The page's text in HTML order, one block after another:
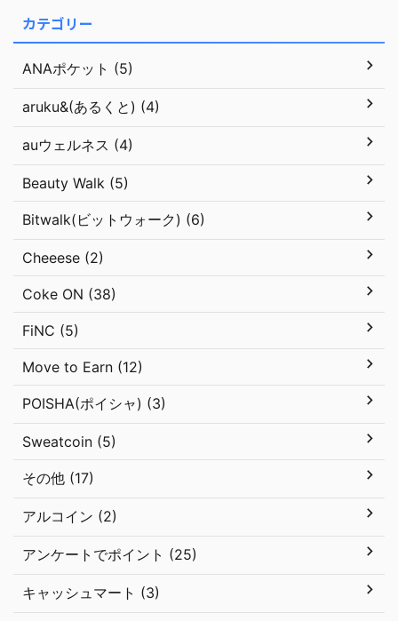
カテゴリー
ANAポケット (5)
aruku&(あるくと) (4)
auウェルネス (4)
Beauty Walk (5)
Bitwalk(ビットウォーク) (6)
Cheeese (2)
Coke ON (38)
FiNC (5)
Move to Earn (12)
POISHA(ポイシャ) (3)
Sweatcoin (5)
その他 (17)
アルコイン (2)
アンケートでポイント (25)
キャッシュマート (3)